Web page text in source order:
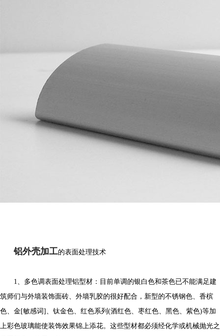
铝外壳加工的表面处理技术
1、多色调表面处理铝型材：目前单调的银白色和茶色已不能满足建
筑师们与外墙装饰面砖、外墙乳胶的很好配合，新型的不锈钢色、香槟
色、金[敏感词]、钛金色、红色系列(酒红色、枣红色、黑色、紫色)等加
上彩色玻璃能使装饰效果锦上添花。这些型材都必须经化学或机械抛光之